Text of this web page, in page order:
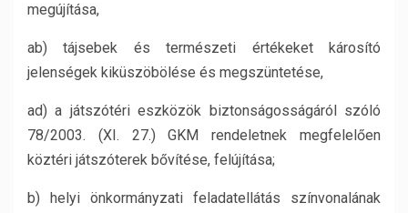
megújítása,
ab) tájsebek és természeti értékeket károsító
jelenségek kiküszöbölése és megszüntetése,
ad) a játszótéri eszközök biztonságosságáról szóló
78/2003. (XI. 27.) GKM rendeletnek megfelelően
köztéri játszóterek bővítése, felújítása;
b) helyi önkormányzati feladatellátás színvonalának